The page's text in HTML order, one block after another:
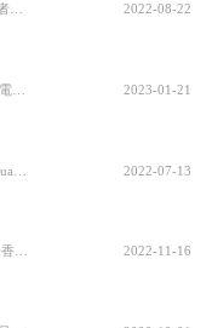
2022-08-22
我心中最美麗的風景廣西桂林?新華社南甯12月24日電題：廣西桂林：在最美山水間奏響民族交融曲，我來為大家科普一下關于我心中最美麗的風景廣西桂林?下面希望有你要的答案，我們一起來看看吧!我心中最美麗的風景廣西桂林新華社南甯12月24日電題：廣... 2023-01-21
2022-07-13
2022-11-16